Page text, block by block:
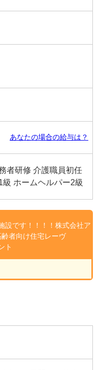
あなたの場合の給与は？
者研修 介護職員初任
ホームヘルパー2級
設です！！！！株式会社ア
者向け住宅レーヴ
ト